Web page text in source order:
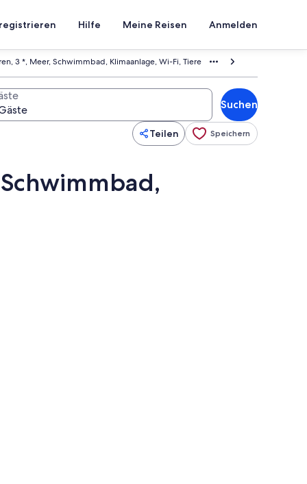
Hilfe Meine Reisen Anmelden
3 *, Meer, Schwimmbad, Klimaanlage, Wi-Fi, Tiere
Suchen
Teilen Speichern